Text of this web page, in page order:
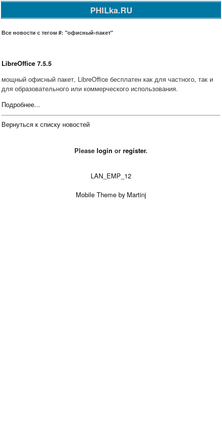
PHILka.RU
Все новости с тегом #: "офисный-пакет"
LibreOffice 7.5.5
мощный офисный пакет, LibreOffice бесплатен как для частного, так и
для образовательного или коммерческого использования.
Подробнее...
Вернуться к списку новостей
Please login or register.
LAN_EMP_12
Mobile Theme by Martinj